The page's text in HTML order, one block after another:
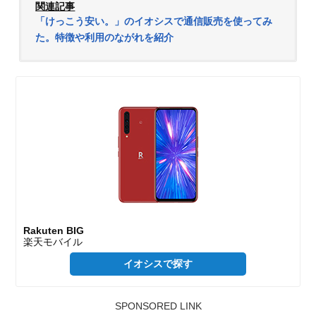
関連記事
「けっこう安い。」のイオシスで通信販売を使ってみ
た。特徴や利用のながれを紹介
Rakuten BIG
楽天モバイル
イオシスで探す
SPONSORED LINK